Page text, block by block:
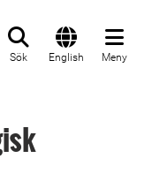
Sök English Meny